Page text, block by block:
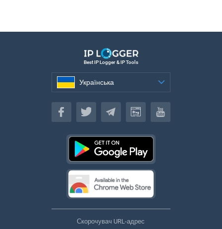
Best IP Logger & IP Tools
Українська
Українська
Скорочувач URL-адрес